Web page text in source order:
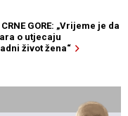
GORE: „Vrijeme je da
o utjecaju
život žena“